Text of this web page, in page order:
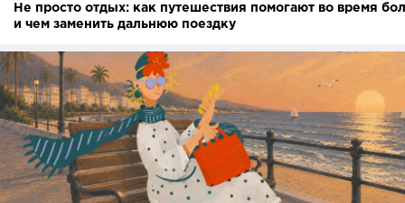
Не просто отдых: как путешествия помогают во время
и чем заменить дальнюю поездку